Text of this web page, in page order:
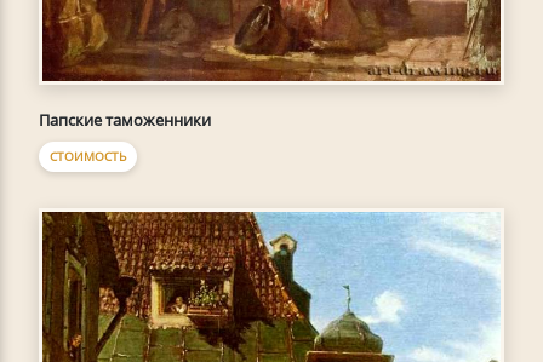
Папские таможенники
СТОИМОСТЬ